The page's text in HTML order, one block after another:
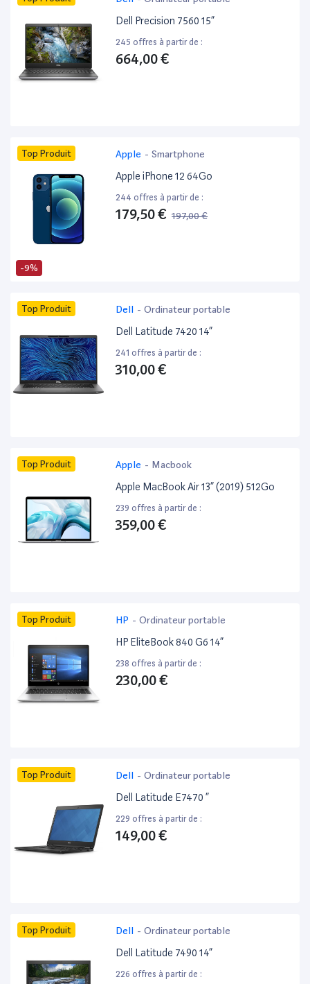
Dell Precision 7560 15”
245 offres à partir de :
664,00 €
-9%
Top Produit Apple - Smartphone
Apple iPhone 12 64Go
244 offres à partir de :
179,50 € 197,00 €
Top Produit Dell - Ordinateur portable
Dell Latitude 7420 14”
241 offres à partir de :
310,00 €
Top Produit Apple - Macbook
Apple MacBook Air 13” (2019) 512Go
239 offres à partir de :
359,00 €
Top Produit HP - Ordinateur portable
HP EliteBook 840 G6 14”
238 offres à partir de :
230,00 €
Top Produit Dell - Ordinateur portable
Dell Latitude E7470 ”
229 offres à partir de :
149,00 €
Top Produit Dell - Ordinateur portable
Dell Latitude 7490 14”
226 offres à partir de :